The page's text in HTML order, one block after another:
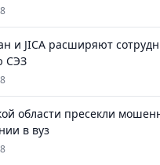
и JICA расширяют
СЭЗ
области пресекли
в вуз